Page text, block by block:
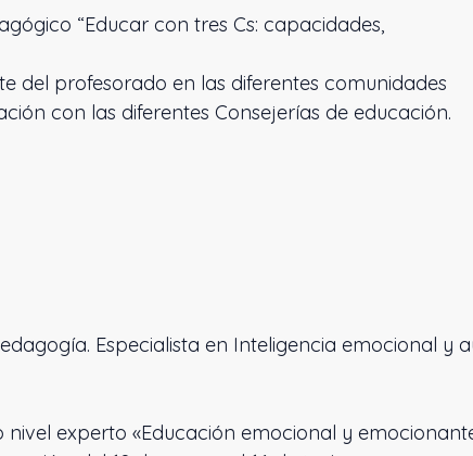
“Educar con tres Cs: capacidades,
del profesorado en las diferentes comunidades
con las diferentes Consejerías de educación.
Especialista en Inteligencia emocional y
nivel experto «Educación emocional y